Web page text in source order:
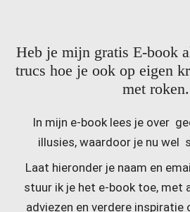
Heb je mijn gratis E-book
trucs hoe je ook op eigen
met roken.
In mijn e-book lees je over
illusies, waardoor je nu wel
Laat hieronder je naam en
stuur ik je het e-book toe, met
adviezen en verdere